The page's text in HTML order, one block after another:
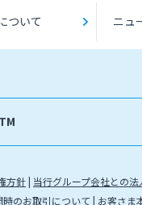
ついて ニュ
方針 当行グループ会社との
時のお取引について お客さま